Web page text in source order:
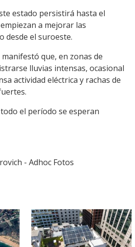
estado persistirá hasta el
a mejorar las
desde el suroeste.
que, en zonas de
lluvias intensas, ocasional
actividad eléctrica y rachas de
el período se esperan
- Adhoc Fotos